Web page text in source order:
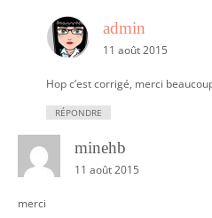
admin
11 août 2015
Hop c’est corrigé, merci
RÉPONDRE
minehb
11 août 2015
merci